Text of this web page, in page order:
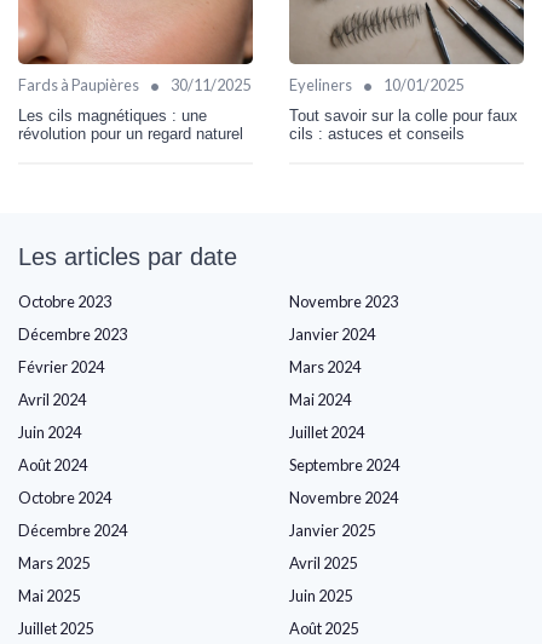
Fards à Paupières • 30/11/2025
Les cils magnétiques : une
révolution pour un regard naturel
Eyeliners • 10/01/2025
Tout savoir sur la colle pour faux
cils : astuces et conseils
Les articles par date
Octobre 2023
Novembre 2023
Décembre 2023
Janvier 2024
Février 2024
Mars 2024
Avril 2024
Mai 2024
Juin 2024
Juillet 2024
Août 2024
Septembre 2024
Octobre 2024
Novembre 2024
Décembre 2024
Janvier 2025
Mars 2025
Avril 2025
Mai 2025
Juin 2025
Juillet 2025
Août 2025